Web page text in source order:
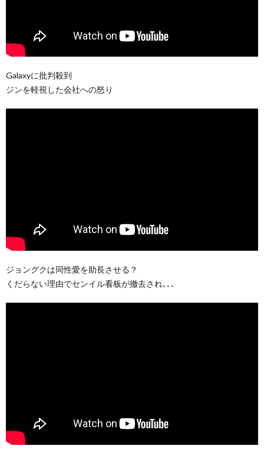
Galaxyに批判殺到
ジンを軽視した会社への怒り
ジョングクは同性愛を助長させる？
くだらない理由でセンイル看板が撤去され､､､